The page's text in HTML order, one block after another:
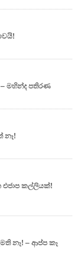
මහින්ද පතිරණ
නෑ!
කල්ලියක්!
නෑ! – ආප්ප කෑ